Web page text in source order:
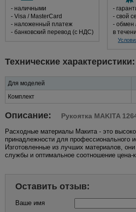
- наличными
- Visa / MasterCard
- наложенный платеж
- банковский перевод (с НДС)
-
- свой
- обмен
в
Технические характеристики:
Для моделей
Комплект
Описание: Рукоятка MAKITA
Расходные материалы Макита - это
принадлежности для профессионального
Изготовленные из лучших материалов,
службы и оптимальное соотношение цена-
Оставить отзыв:
Ваше имя